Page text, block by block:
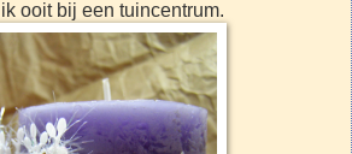
ooit bij een tuincentrum.